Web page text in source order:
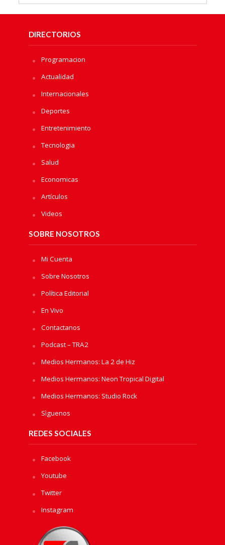
DIRECTORIOS
Programacion
Actualidad
Internacionales
Deportes
Entretenimiento
Tecnologia
Salud
Economicas
Artículos
Videos
SOBRE NOSOTROS
Mi Cuenta
Sobre Nosotros
Política Editorial
En Vivo
Contactanos
Podcast – TRA2
Medios Hermanos: La 2 de Hiz
Medios Hermanos: Neon Tropical Digital
Medios Hermanos: Studio Rock
Sìguenos
REDES SOCIALES
Facebook
Youtube
Twitter
Instagram